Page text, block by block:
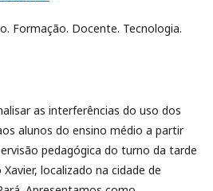
Formação. Docente. Tecnologia.
as interferências do uso dos
alunos do ensino médio a partir
pedagógica do turno da tarde
localizado na cidade de